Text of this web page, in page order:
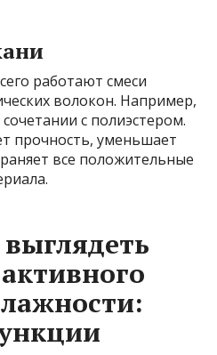
работают смеси
волокон. Например,
с полиэстером.
прочность, уменьшает
все положительные